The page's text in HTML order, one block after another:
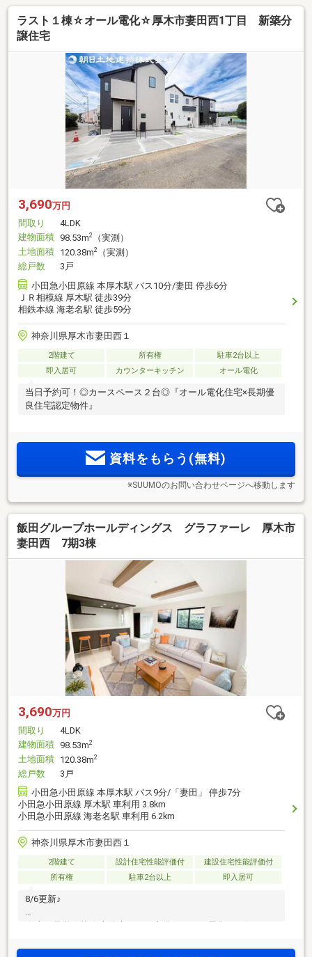
ラスト１棟☆オール電化☆厚木市妻田西1丁目 新築分
譲住宅
3,690万円
間取り
4LDK
建物面積 98.53m2
（実測）
土地面積 120.38m2
（実測）
総戸数
3戸
小田急小田原線 本厚木駅 バス10分/妻田 停歩6分
ＪＲ相模線 厚木駅 徒歩39分
相鉄本線 海老名駅 徒歩59分
神奈川県厚木市妻田西１
2階建て 所有権
駐車2台以上
即入居可
カウンターキッチン オール電化
当日予約可！◎カースペース２台◎『オール電化住宅×長期優
良住宅認定物件』
資料をもらう(無料)
※SUUMOのお問い合わせページへ移動します
飯田グループホールディングス グラファーレ 厚木市
妻田西 7期3棟
3,690万円
間取り
4LDK
建物面積 98.53m2
土地面積 120.38m2
総戸数
3戸
小田急小田原線 本厚木駅 バス9分/「妻田」 停歩7分
小田急小田原線 厚木駅 車利用 3.8km
小田急小田原線 海老名駅 車利用 6.2km
神奈川県厚木市妻田西１
2階建て 設計住宅性能評価付
建設住宅性能評価付
所有権
駐車2台以上 即入居可
8/6更新♪